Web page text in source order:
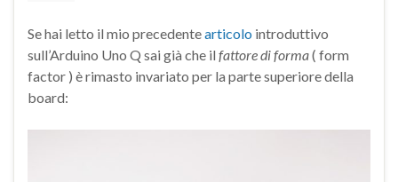
Se hai letto il mio precedentearticolo introduttivo
sull’Arduino Uno Q sai già che il fattore di forma( form
factor ) è rimasto invariato per la parte superiore della
board: